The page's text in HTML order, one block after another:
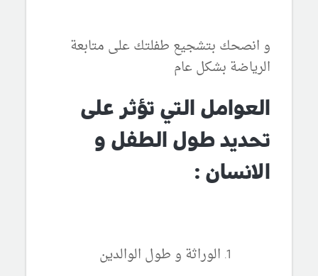
و انصحك بتشجيع طفلتك على متابعة
الرياضة بشكل عام
العوامل التي تؤثر على
تحديد طول الطفل و
الانسان :
الوراثة و طول الوالدين